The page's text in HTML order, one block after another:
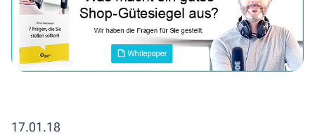
17.01.18